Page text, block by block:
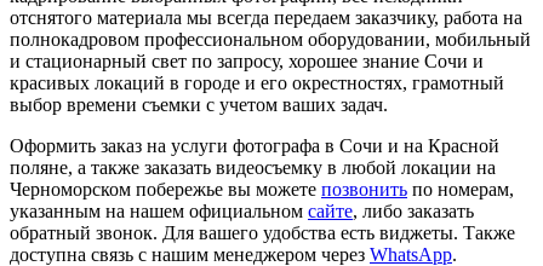
отснятого материала мы всегда передаем заказчику, работа на
полнокадровом профессиональном оборудовании, мобильный
и стационарный свет по запросу, хорошее знание Сочи и
красивых локаций в городе и его окрестностях, грамотный
выбор времени съемки с учетом ваших задач.
Оформить заказ на услуги фотографа в Сочи и на Красной
поляне, а также заказать видеосъемку в любой локации на
Черноморском побережье вы можете позвонить по номерам,
указанным на нашем официальном сайте, либо заказать
обратный звонок. Для вашего удобства есть виджеты. Также
доступна связь с нашим менеджером через WhatsApp.